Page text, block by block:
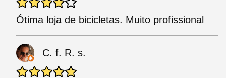
Ótima loja de bicicletas. Muito profissional
C. f. R. s.